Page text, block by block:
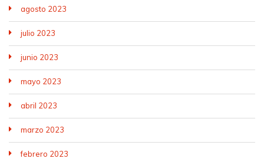
agosto 2023
julio 2023
junio 2023
mayo 2023
abril 2023
marzo 2023
febrero 2023